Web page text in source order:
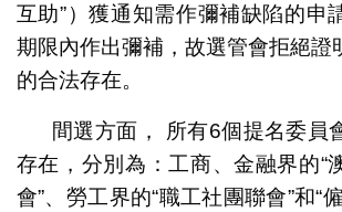
互助”）獲通知需作彌補缺陷的申
期限內作出彌補，故選管會拒絕證
的合法存在。
間選方面， 所有6個提名委員
存在，分別為：工商、金融界的“
會”、勞工界的“職工社團聯會”和“